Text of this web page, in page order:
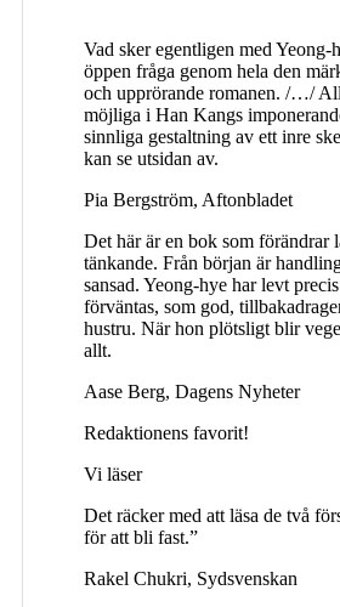
Vad sker egentligen med Yeong-
öppen fråga genom hela den
och upprörande romanen. /…/
möjliga i Han Kangs
sinnliga gestaltning av ett inre
kan se utsidan av.
Pia Bergström, Aftonbladet
Det här är en bok som förändrar
tänkande. Från början är
sansad. Yeong-hye har levt
förväntas, som god,
hustru. När hon plötsligt blir
allt.
Aase Berg, Dagens Nyheter
Redaktionens favorit!
Vi läser
Det räcker med att läsa de två
för att bli fast.”
Rakel Chukri, Sydsvenskan